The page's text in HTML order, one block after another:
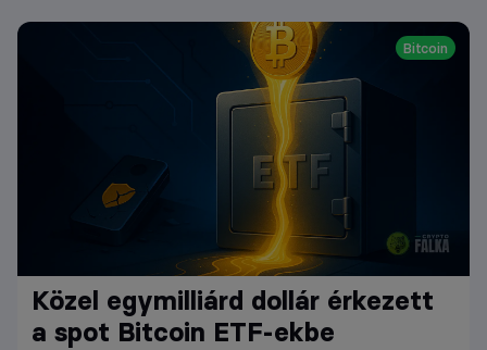
Bitcoin
Közel egymilliárd dollár érkezett
a spot Bitcoin ETF-ekbe